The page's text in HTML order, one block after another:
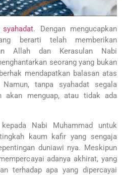
. Dengan mengucapkan
berarti telah memberikan
Allah dan Kerasulan Nabi
seorang yang bukan
mendapatkan balasan atas
tanpa syahadat segala
akan menguap, atau tidak ada
Nabi Muhammad untuk
kaum kafir yang sengaja
duniawi nya. Meskipun
adanya akhirat, yang
terhadap apa yang dipercayai